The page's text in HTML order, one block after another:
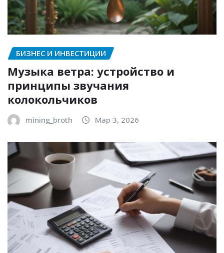
БИЗНЕС И ИНВЕСТИЦИИ
Музыка ветра: устройство и
принципы звучания
колокольчиков
mining_broth Мар 3, 2026